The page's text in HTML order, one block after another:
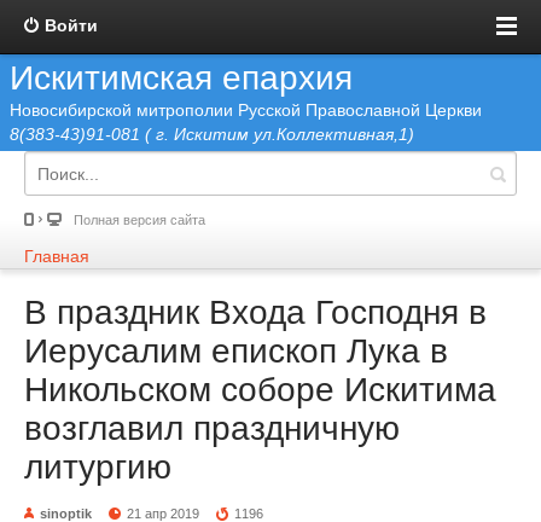
Войти
Искитимская епархия
Новосибирской митрополии Русской Православной Церкви
8(383-43)91-081 ( г. Искитим ул.Коллективная,1)
Полная версия сайта
Главная
В праздник Входа Господня в
Иерусалим епископ Лука в
Никольском соборе Искитима
возглавил праздничную
литургию
sinoptik 21 апр 2019 1196